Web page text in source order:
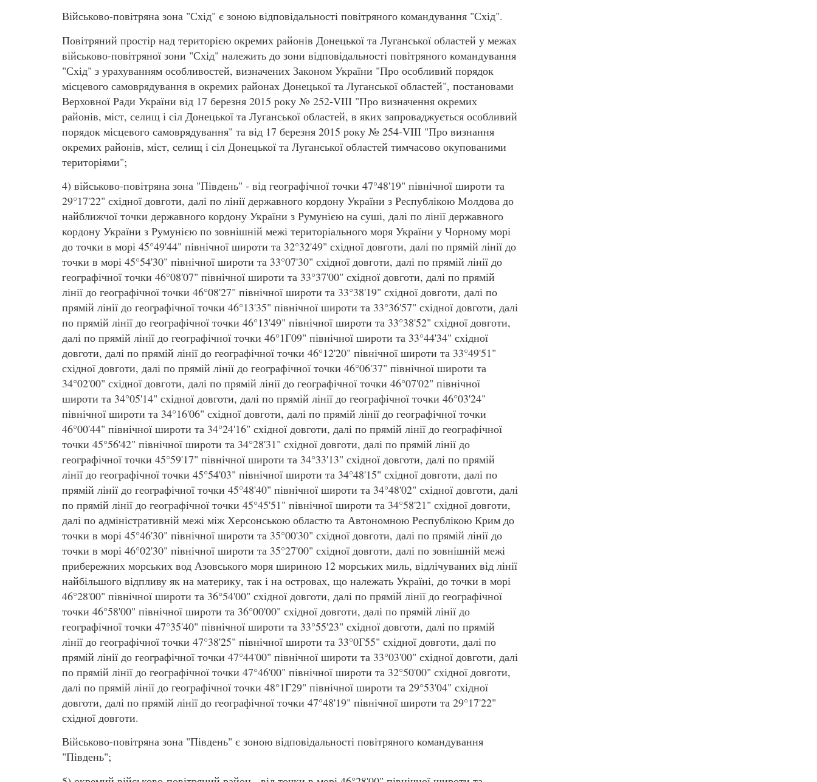
Військово-повітряна зона "Схід" є зоною відповідальності повітряного командування "Схід".
Повітряний простір над територією окремих районів Донецької та Луганської областей у межах
військово-повітряної зони "Схід" належить до зони відповідальності повітряного командування
"Схід" з урахуванням особливостей, визначених Законом України "Про особливий порядок
місцевого самоврядування в окремих районах Донецької та Луганської областей", постановами
Верховної Ради України від 17 березня 2015 року № 252-VIII "Про визначення окремих
районів, міст, селищ і сіл Донецької та Луганської областей, в яких запроваджується особливий
порядок місцевого самоврядування" та від 17 березня 2015 року № 254-VIII "Про визнання
окремих районів, міст, селищ і сіл Донецької та Луганської областей тимчасово окупованими
територіями";
4) військово-повітряна зона "Південь" - від географічної точки 47°48'19" північної широти та
29°17'22" східної довготи, далі по лінії державного кордону України з Республікою Молдова до
найближчої точки державного кордону України з Румунією на суші, далі по лінії державного
кордону України з Румунією по зовнішній межі територіального моря України у Чорному морі
до точки в морі 45°49'44" північної широти та 32°32'49" східної довготи, далі по прямій лінії до
точки в морі 45°54'30" північної широти та 33°07'30" східної довготи, далі по прямій лінії до
географічної точки 46°08'07" північної широти та 33°37'00" східної довготи, далі по прямій
лінії до географічної точки 46°08'27" північної широти та 33°38'19" східної довготи, далі по
прямій лінії до географічної точки 46°13'35" північної широти та 33°36'57" східної довготи, далі
по прямій лінії до географічної точки 46°13'49" північної широти та 33°38'52" східної довготи,
далі по прямій лінії до географічної точки 46°1Г09" північної широти та 33°44'34" східної
довготи, далі по прямій лінії до географічної точки 46°12'20" північної широти та 33°49'51"
східної довготи, далі по прямій лінії до географічної точки 46°06'37" північної широти та
34°02'00" східної довготи, далі по прямій лінії до географічної точки 46°07'02" північної
широти та 34°05'14" східної довготи, далі по прямій лінії до географічної точки 46°03'24"
північної широти та 34°16'06" східної довготи, далі по прямій лінії до географічної точки
46°00'44" північної широти та 34°24'16" східної довготи, далі по прямій лінії до географічної
точки 45°56'42" північної широти та 34°28'31" східної довготи, далі по прямій лінії до
географічної точки 45°59'17" північної широти та 34°33'13" східної довготи, далі по прямій
лінії до географічної точки 45°54'03" північної широти та 34°48'15" східної довготи, далі по
прямій лінії до географічної точки 45°48'40" північної широти та 34°48'02" східної довготи, далі
по прямій лінії до географічної точки 45°45'51" північної широти та 34°58'21" східної довготи,
далі по адміністративній межі між Херсонською областю та Автономною Республікою Крим до
точки в морі 45°46'30" північної широти та 35°00'30" східної довготи, далі по прямій лінії до
точки в морі 46°02'30" північної широти та 35°27'00" східної довготи, далі по зовнішній межі
прибережних морських вод Азовського моря шириною 12 морських миль, відлічуваних від лінії
найбільшого відпливу як на материку, так і на островах, що належать Україні, до точки в морі
46°28'00" північної широти та 36°54'00" східної довготи, далі по прямій лінії до географічної
точки 46°58'00" північної широти та 36°00'00" східної довготи, далі по прямій лінії до
географічної точки 47°35'40" північної широти та 33°55'23" східної довготи, далі по прямій
лінії до географічної точки 47°38'25" північної широти та 33°0Г55" східної довготи, далі по
прямій лінії до географічної точки 47°44'00" північної широти та 33°03'00" східної довготи, далі
по прямій лінії до географічної точки 47°46'00" північної широти та 32°50'00" східної довготи,
далі по прямій лінії до географічної точки 48°1Г29" північної широти та 29°53'04" східної
довготи, далі по прямій лінії до географічної точки 47°48'19" північної широти та 29°17'22"
східної довготи.
Військово-повітряна зона "Південь" є зоною відповідальності повітряного командування
"Південь";